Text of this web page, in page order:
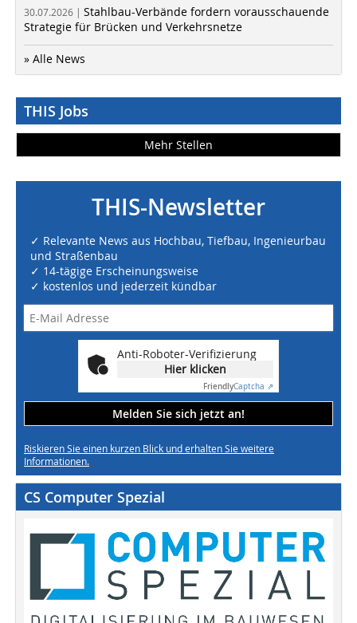
30.07.2026 | Stahlbau-Verbände fordern vorausschauende
Strategie für Brücken und Verkehrsnetze
» Alle News
THIS Jobs
Mehr Stellen
THIS-Newsletter
✓ Relevante News aus Hochbau, Tiefbau, Ingenieurbau
und Straßenbau
✓ 14-tägige Erscheinungsweise
✓ kostenlos und jederzeit kündbar
Anti-Roboter-Verifizierung
Hier klicken
FriendlyCaptcha ⇗
Melden Sie sich jetzt an!
Riskieren Sie einen kurzen Blick und erhalten Sie weitere
Informationen.
CS Computer Spezial